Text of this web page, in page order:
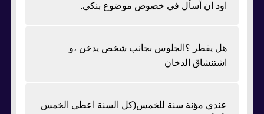
اود ان أسأل في خصوص موضوع بنكي.
هل يفطر ؟الجلوس بجانب شخص يدخن ،و
اشتنشاق الدخان
عندي مؤنة سنة للخمس(كل السنة اعطي الخمس